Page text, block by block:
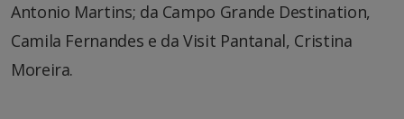
Antonio Martins; da Campo Grande Destination,
Camila Fernandes e da Visit Pantanal, Cristina
Moreira.